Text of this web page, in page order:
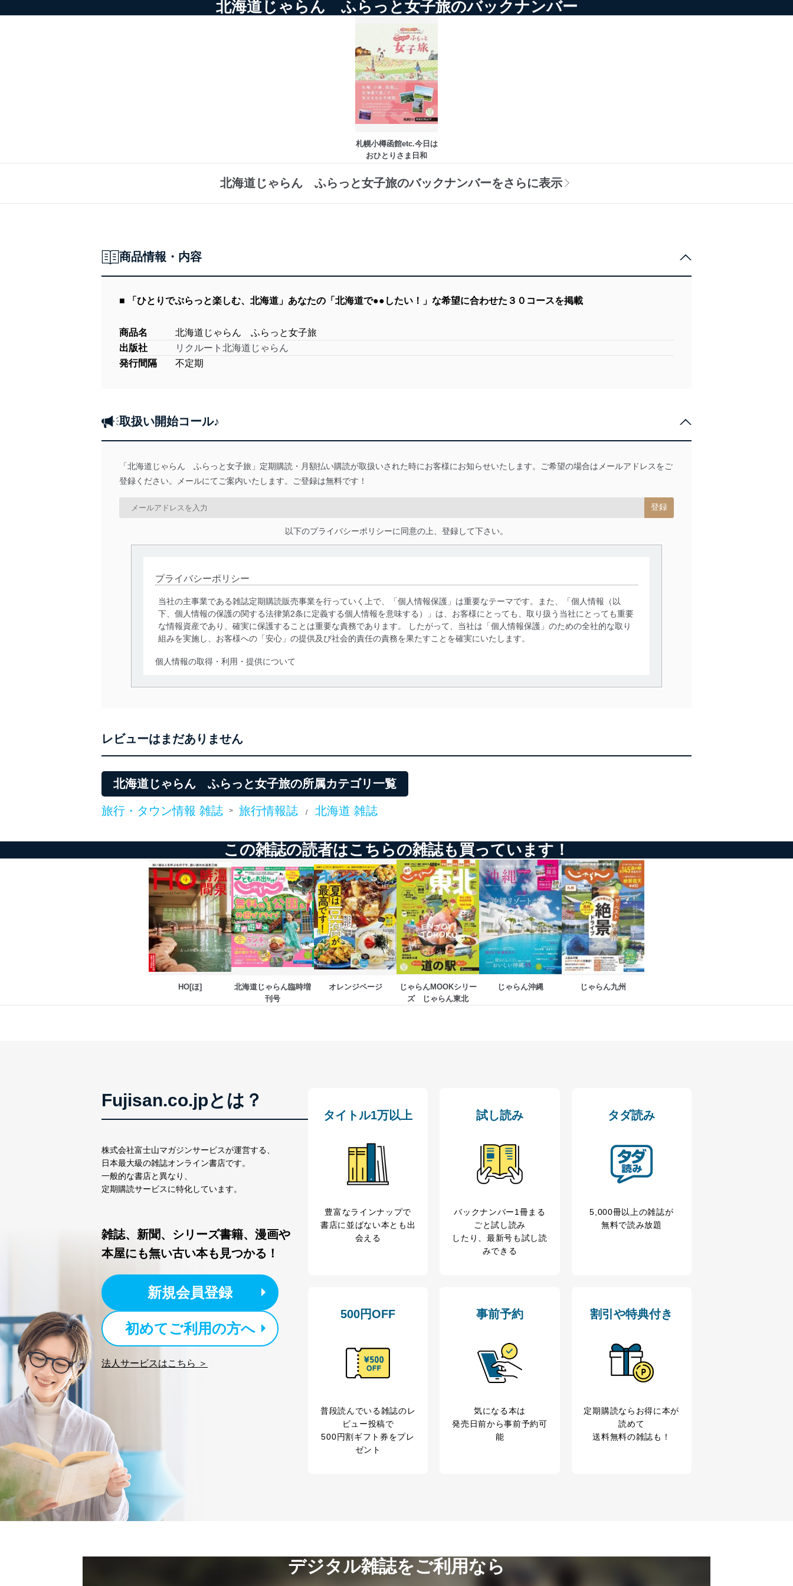
北海道じゃらん ふらっと女子旅のバックナンバー
札幌小樽函館etc.今日は
おひとりさま日和
北海道じゃらん ふらっと女子旅のバックナンバーをさらに表示
商品情報・内容
■ 「ひとりでぷらっと楽しむ、北海道」あなたの「北海道で●●したい！」な希望に合わせた３０コースを掲載
商品名
北海道じゃらん ふらっと女子旅
出版社
リクルート北海道じゃらん
発行間隔
不定期
取扱い開始コール♪
「北海道じゃらん ふらっと女子旅」定期購読・月額払い購読が取扱いされた時にお客様にお知らせいたします。ご希望の場合はメールアドレスをご
登録ください。メールにてご案内いたします。ご登録は無料です！
以下のプライバシーポリシーに同意の上、登録して下さい。
プライバシーポリシー
当社の主事業である雑誌定期購読販売事業を行っていく上で、「個人情報保護」は重要なテーマです。また、「個人情報（以
下、個人情報の保護の関する法律第2条に定義する個人情報を意味する）」は、お客様にとっても、取り扱う当社にとっても重要
な情報資産であり、確実に保護することは重要な責務であります。 したがって、当社は「個人情報保護」のための全社的な取り
組みを実施し、お客様への「安心」の提供及び社会的責任の責務を果たすことを確実にいたします。
個人情報の取得・利用・提供について
当社は、個人情報の取得・利用・提供に際して、その利用目的を明確にし、本人の同意を得たうえで利用目的の達成に必要な範
法令遵守
令及びその他の規範を常に適合させます。
個人情報の安全管理措置
漏えい、滅失またはき損の防止及び是正に努めます。
アクセス制御
個人データを取り扱うことのできる機器及び当該機器を取り扱う従業者を明確化し、 個人データへの不要なアクセスを防止
しています。
アクセス者の識別と認証
機器に標準装備されているユーザー制御機能（ユーザーアカウント制御）により、個人情報データベース等を取り扱う情報
システムを使用する従業者を識別・認証しています。
外部からの不正アクセス等の防止
個人データを取り扱う機器等のオペレーティングシステムを最新の状態に保持しています。
個人データを取り扱う機器等にセキュリティ対策ソフトウェア等を導入し、自動更新 機能等の活用により、これを最新状態
としています。
苦情及び相談受付け窓口
適切、かつ迅速に対応させていただきます。
株式会社富士山マガジンサービス 個人情報問い合わせ係
TEL：0570-200-223
改訂：2025年2月20日
制定：2005年4月1日
株式会社富士山マガジンサービス
個人情報の取扱いについて
１．個人情報保護管理者
当社は以下の個人情報保護管理者を設置し、個人情報保護管理者の責任のもと、個人情報を取得・アクセス・利用・提供・管理
いたします。
個人情報保護管理者: 経営管理グループディレクター 前田 嘉也
当社が取り扱う開示対象個人情報の利用目的は次のとおりです。
1
当社にお問合わせいただいた方の個人情報 お問い合わせ対応、トラブル対処、オペレーター教育など応対品質向上のため
カスタマーQ＆Aサイトの投稿内容の確認のため
レビューはまだありません
北海道じゃらん ふらっと女子旅の所属カテゴリ一覧
旅行・タウン情報 雑誌 > 旅行情報誌 / 北海道 雑誌
この雑誌の読者はこちらの雑誌も買っています！
HO[ほ]
北海道じゃらん臨時増
刊号
オレンジページ
じゃらんMOOKシリー
ズ　じゃらん東北
じゃらん沖縄 じゃらん九州
Fujisan.co.jpとは？
株式会社富士山マガジンサービスが運営する、
日本最大級の雑誌オンライン書店です。
一般的な書店と異なり、
定期購読サービスに特化しています。
雑誌、新聞、シリーズ書籍、漫画や
本屋にも無い古い本も見つかる！
新規会員登録
初めてご利用の方へ
法人サービスはこちら ＞
タイトル1万以上
豊富なラインナップで
書店に並ばない本とも出
会える
試し読み
バックナンバー1冊まる
ごと試し読み
したり、最新号も試し読
みできる
タダ読み
5,000冊以上の雑誌が
無料で読み放題
500円OFF
普段読んでいる雑誌のレ
ビュー投稿で
500円割ギフト券をプレ
ゼント
事前予約
気になる本は
発売日前から事前予約可
能
割引や特典付き
定期購読なら お得に本が
読めて
送料無料の雑誌も！
デジタル雑誌をご利用なら